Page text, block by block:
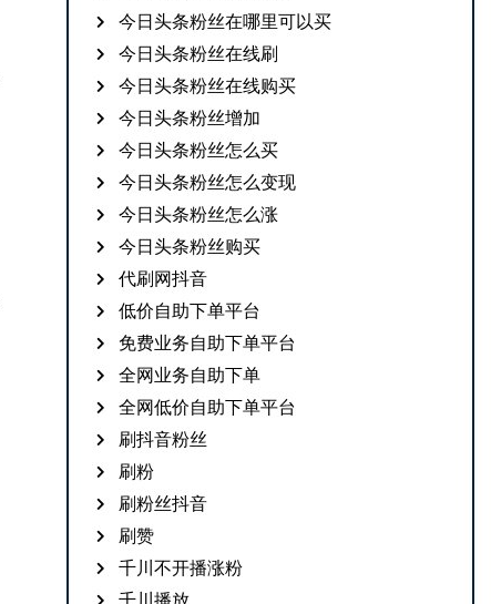
今日头条粉丝在哪里可以买
今日头条粉丝在线刷
今日头条粉丝在线购买
今日头条粉丝增加
今日头条粉丝怎么买
今日头条粉丝怎么变现
今日头条粉丝怎么涨
今日头条粉丝购买
代刷网抖音
低价自助下单平台
免费业务自助下单平台
全网业务自助下单
全网低价自助下单平台
刷抖音粉丝
刷粉
刷粉丝抖音
刷赞
千川不开播涨粉
千川播放